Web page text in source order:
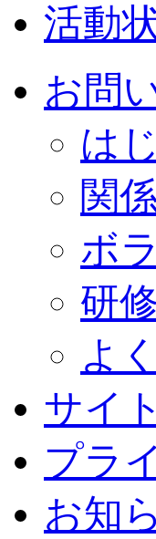
活動
お問
は
関
ボ
研
よ
サイ
プラ
お知